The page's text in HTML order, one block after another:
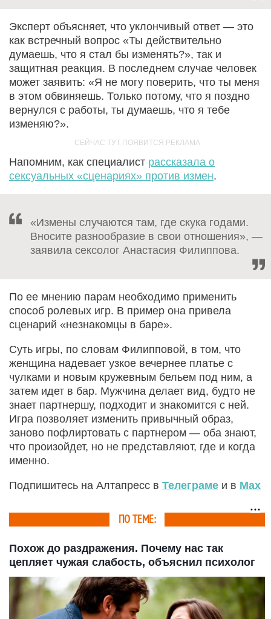
Эксперт объясняет, что уклончивый ответ — это
как встречный вопрос «Ты действительно
думаешь, что я стал бы изменять?», так и
защитная реакция. В последнем случае человек
может заявить: «Я не могу поверить, что ты меня
в этом обвиняешь. Только потому, что я поздно
вернулся с работы, ты думаешь, что я тебе
изменяю?».
Напомним, как специалист рассказала о
сексуальных «сценариях» против измен.
«Измены случаются там, где скука годами.
Вносите разнообразие в свои отношения», —
заявила сексолог Анастасия Филиппова.
По ее мнению парам необходимо применить
способ ролевых игр. В пример она привела
сценарий «незнакомцы в баре».
Суть игры, по словам Филипповой, в том, что
женщина надевает узкое вечернее платье с
чулками и новым кружевным бельем под ним, а
затем идет в бар. Мужчина делает вид, будто не
знает партнершу, подходит и знакомится с ней.
Игра позволяет изменить привычный образ,
заново пофлиртовать с партнером — оба знают,
что произойдет, но не представляют, где и когда
именно.
Подпишитесь на Алтапресс в Телеграме и в Max
ПО ТЕМЕ:
Похож до раздражения. Почему нас так
цепляет чужая слабость, объяснил психолог